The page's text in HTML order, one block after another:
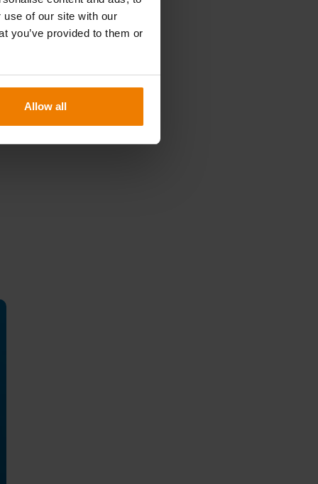
of our site with our
you’ve provided to them or
Allow all